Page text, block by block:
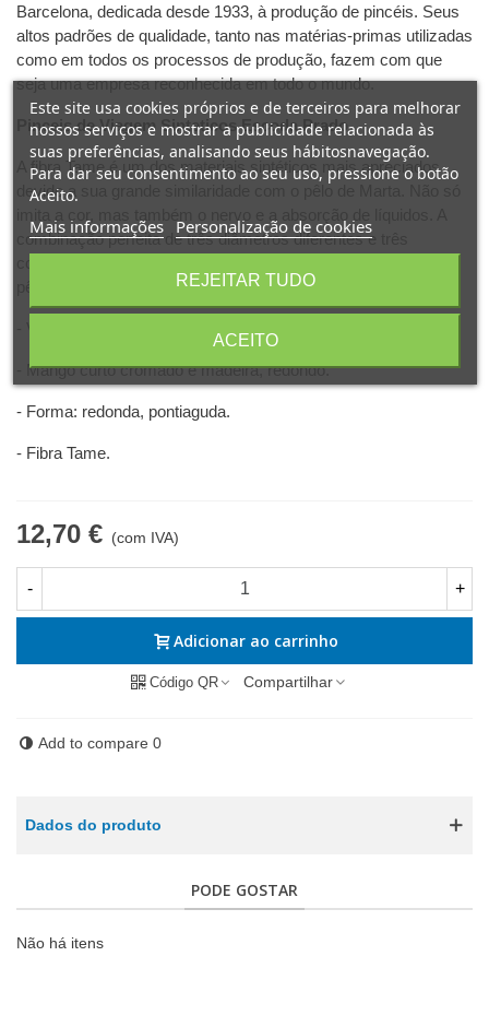
Barcelona, ​​dedicada desde 1933, à produção de pincéis. Seus
altos padrões de qualidade, tanto nas matérias-primas utilizadas
como em todos os processos de produção, fazem com que
seja uma empresa reconhecida em todo o mundo.
Pinceis de Viagem Sinteticos Escoda Prado
A fibra Tame é um dos materiais sintéticos mais apreciados
devido a sua grande similaridade com o pêlo de Marta. Não só
combinação perfeita de três diâmetros diferentes e três
- Mango curto cromado e madeira, redondo.
- Forma: redonda, pontiaguda.
- Fibra Tame.
12,70 € (com IVA)
- +
Adicionar ao carrinho
Código QR Compartilhar
Add to compare 0
Dados do produto
PODE GOSTAR
Não há itens
Este site usa cookies próprios e de terceiros para melhorar
nossos serviços e mostrar a publicidade relacionada às
suas preferências, analisando seus hábitosnavegação.
Para dar seu consentimento ao seu uso, pressione o botão
Aceito.
Mais informações Personalização de cookies
REJEITAR TUDO
ACEITO